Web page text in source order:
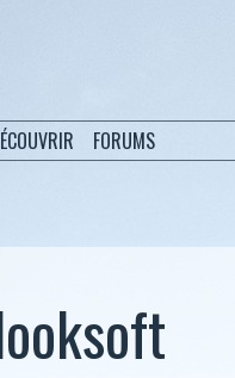
FORUMS